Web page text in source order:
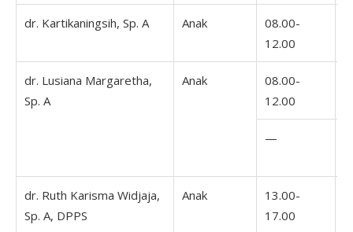
dr. Kartikaningsih, Sp. A Anak
08.00-
12.00
dr. Lusiana Margaretha,
Sp. A
Anak
08.00-
12.00
—
dr. Ruth Karisma Widjaja,
Sp. A, DPPS
Anak
13.00-
17.00